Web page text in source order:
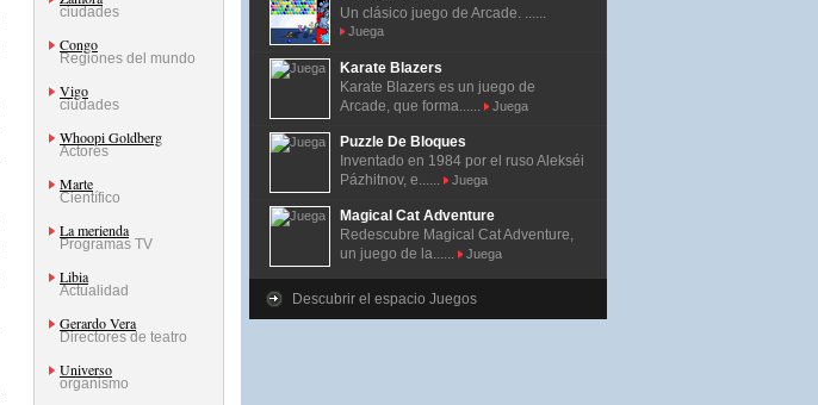
ciudades
Congo
Regiones del mundo
Vigo
ciudades
Whoopi Goldberg
Actores
Marte
Científico
La merienda
Programas TV
Libia
Actualidad
Gerardo Vera
Directores de teatro
Universo
organismo
Un clásico juego de Arcade. ......
Juega
Karate Blazers
Karate Blazers es un juego de
Arcade, que forma......
Juega
Puzzle De Bloques
Inventado en 1984 por el ruso Alekséi
Pázhitnov, e......
Juega
Magical Cat Adventure
Redescubre Magical Cat Adventure,
un juego de la......
Juega
Descubrir el espacio Juegos